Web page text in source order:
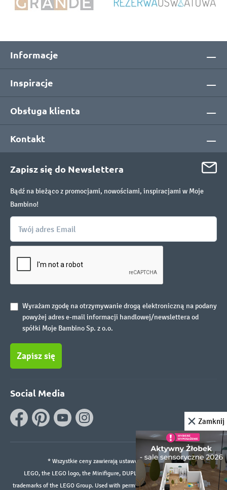
Informacje
Inspiracje
Obsługa klienta
Kontakt
Zapisz się do Newslettera
Bądź na bieżąco z promocjami, nowościami, inspiracjami w Moje
Bambino!
Wyrażam zgodę na otrzymywanie drogą elektroniczną na podany
powyżej adres e-mail informacji handlowej/newslettera od
spółki Moje Bambino Sp. z o.o.
Zapisz się
Social Media
* Wszystkie ceny zawierają ustawowy podatek VAT.
LEGO, the LEGO logo, the Minifigure, DUPLO, and the SPIKE logo are
trademarks of the LEGO Group. Used with permission. ©2026 The LEGO Group
Zamknij